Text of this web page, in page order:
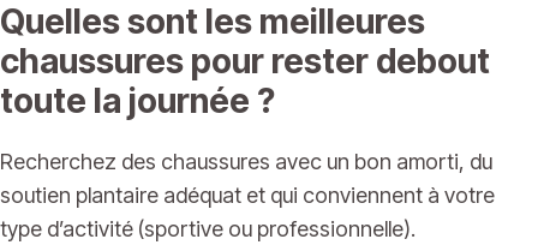
Quelles sont les meilleures
chaussures pour rester debout
toute la journée ?
Recherchez des chaussures avec un bon amorti, du
soutien plantaire adéquat et qui conviennent à votre
type d’activité (sportive ou professionnelle).